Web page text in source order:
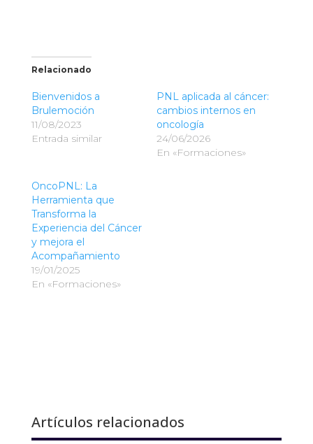
Relacionado
Bienvenidos a
Brulemoción
11/08/2023
Entrada similar
PNL aplicada al cáncer:
cambios internos en
oncología
24/06/2026
En «Formaciones»
OncoPNL: La
Herramienta que
Transforma la
Experiencia del Cáncer
y mejora el
Acompañamiento
19/01/2025
En «Formaciones»
Artículos relacionados